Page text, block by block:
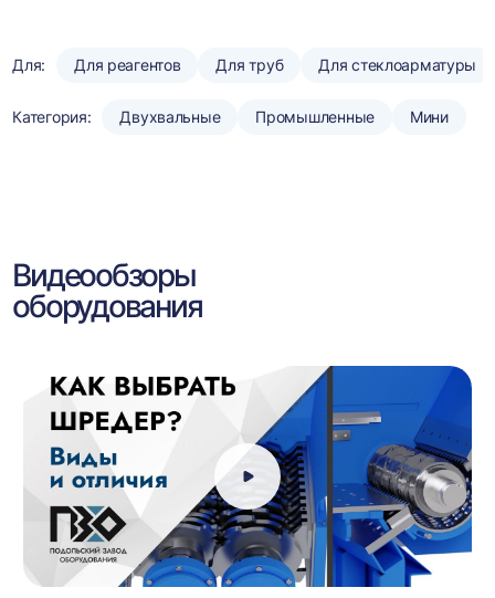
Для: Для реагентов Для труб Для стеклоарматуры
Категория: Двухвальные Промышленные Мини
Видеообзоры
оборудования